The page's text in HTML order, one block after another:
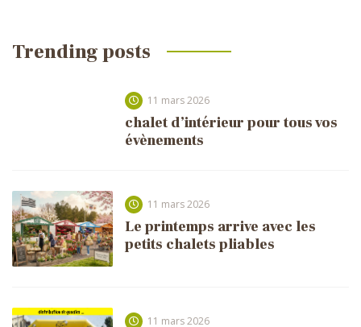
Trending posts
11 mars 2026
chalet d’intérieur pour tous vos
évènements
11 mars 2026
Le printemps arrive avec les
petits chalets pliables
11 mars 2026